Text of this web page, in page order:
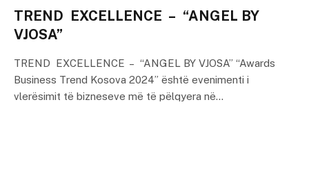
TREND EXCELLENCE – “ANGEL BY
VJOSA”
TREND EXCELLENCE – “ANGEL BY VJOSA” “Awards
Business Trend Kosova 2024” është evenimenti i
vlerësimit të bizneseve më të pëlqyera në…